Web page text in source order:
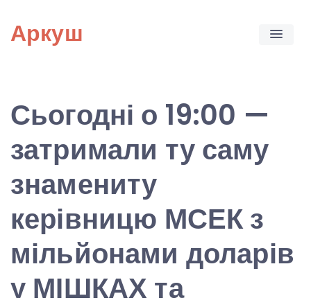
content
Аркуш
Сьогодні о 19:00 —
затримали ту саму
знамениту
керівницю МСЕК з
мільйонами доларів
у МІШКАХ та